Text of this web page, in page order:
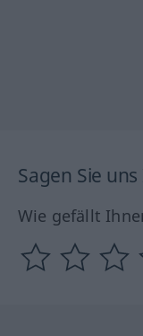
Sagen Sie
Wie gefällt